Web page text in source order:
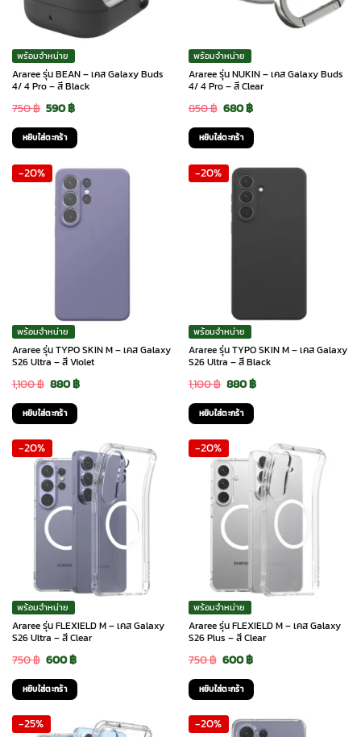
พร้อมจำหน่าย
Araree รุ่น BEAN – เคส Galaxy Buds
4/ 4 Pro – สี Black
750฿ Original
price
was:
750 ฿.
590฿Current
price
is:
590 ฿.
หยิบใส่ตะกร้า
พร้อมจำหน่าย
Araree รุ่น NUKIN – เคส Galaxy Buds
4/ 4 Pro – สี Clear
850฿ Original
price
was:
850 ฿.
680฿Current
price
680 ฿.
หยิบใส่ตะกร้า
-20%
พร้อมจำหน่าย
Araree รุ่น TYPO SKIN M – เคส Galaxy
S26 Ultra – สี Violet
1,100฿ Original
price
was:
1,100 ฿.
880฿Current
880 ฿.
หยิบใส่ตะกร้า
-20%
พร้อมจำหน่าย
Araree รุ่น TYPO SKIN M – เคส Galaxy
S26 Ultra – สี Black
1,100฿ Original
price
was:
1,100 ฿.
880฿Current
880 ฿.
หยิบใส่ตะกร้า
-20%
พร้อมจำหน่าย
Araree รุ่น FLEXIELD M – เคส Galaxy
S26 Ultra – สี Clear
750฿ Original
price
was:
750 ฿.
600฿Current
price
600 ฿.
หยิบใส่ตะกร้า
-20%
พร้อมจำหน่าย
Araree รุ่น FLEXIELD M – เคส Galaxy
S26 Plus – สี Clear
750฿ Original
price
was:
750 ฿.
600฿Current
price
600 ฿.
หยิบใส่ตะกร้า
-25% -20%